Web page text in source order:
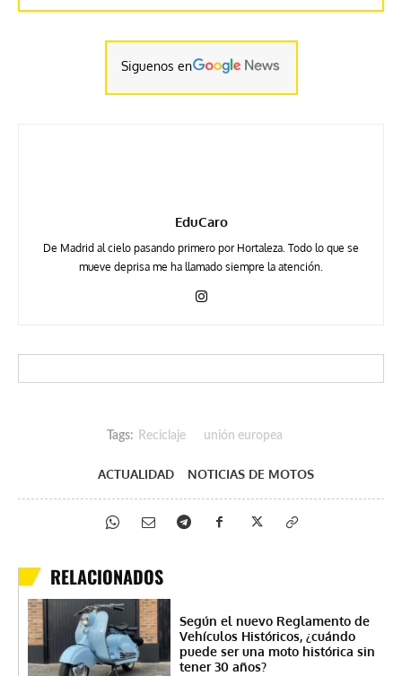
Siguenos en
EduCaro
De Madrid al cielo pasando primero por Hortaleza. Todo lo que se
mueve deprisa me ha llamado siempre la atención.
Tags: Reciclaje unión europea
ACTUALIDAD NOTICIAS DE MOTOS
RELACIONADOS
Según el nuevo Reglamento de
Vehículos Históricos, ¿cuándo
puede ser una moto histórica sin
tener 30 años?